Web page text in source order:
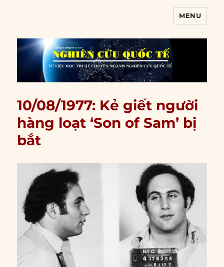
MENU
10/08/1977: Kẻ giết người
hàng loạt ‘Son of Sam’ bị
bắt